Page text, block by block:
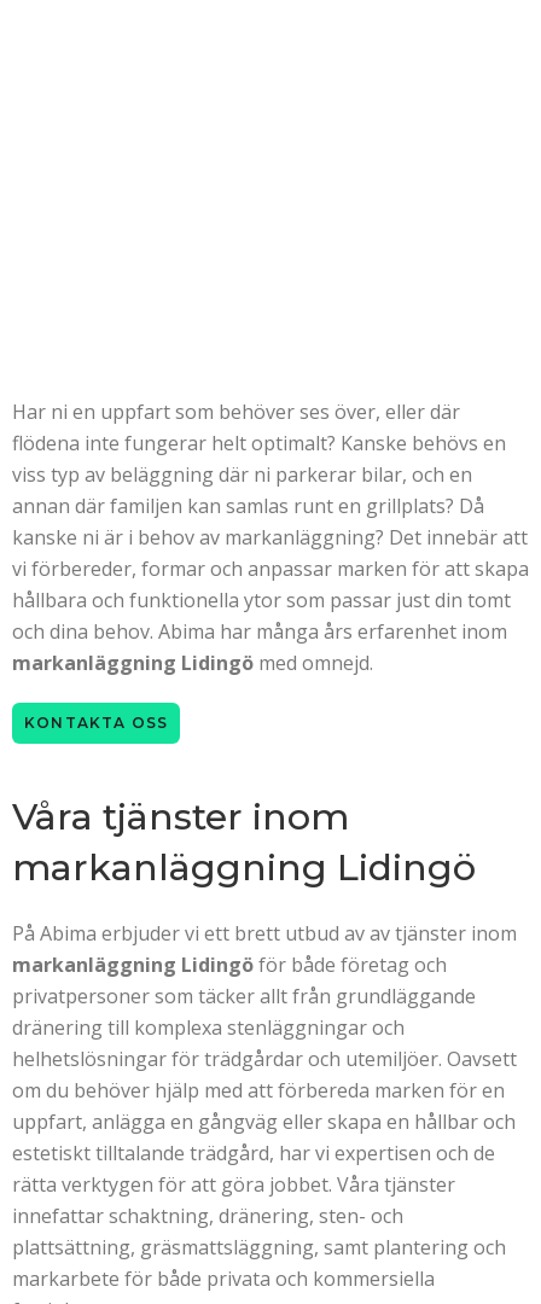
Har ni en uppfart som behöver ses över, eller där
flödena inte fungerar helt optimalt? Kanske behövs en
viss typ av beläggning där ni parkerar bilar, och en
annan där familjen kan samlas runt en grillplats? Då
kanske ni är i behov av markanläggning? Det innebär att
vi förbereder, formar och anpassar marken för att skapa
hållbara och funktionella ytor som passar just din tomt
och dina behov. Abima har många års erfarenhet inom
markanläggning Lidingö med omnejd.
KONTAKTA OSS
Våra tjänster inom
markanläggning Lidingö
På Abima erbjuder vi ett brett utbud av av tjänster inom
markanläggning Lidingöför både företag och
privatpersoner som täcker allt från grundläggande
dränering till komplexa stenläggningar och
helhetslösningar för trädgårdar och utemiljöer. Oavsett
om du behöver hjälp med att förbereda marken för en
uppfart, anlägga en gångväg eller skapa en hållbar och
estetiskt tilltalande trädgård, har vi expertisen och de
rätta verktygen för att göra jobbet. Våra tjänster
innefattar schaktning, dränering, sten- och
plattsättning, gräsmattsläggning, samt plantering och
markarbete för både privata och kommersiella